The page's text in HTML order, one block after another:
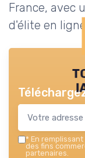
France, avec
d'élite en ligne.
* En remplissant
des fins
partenaires.